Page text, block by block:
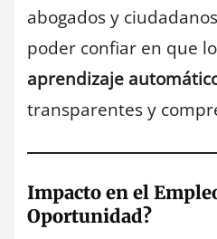
abogados y
poder confiar en que
aprendizaje
transparentes y
Impacto en el
Oportunidad?